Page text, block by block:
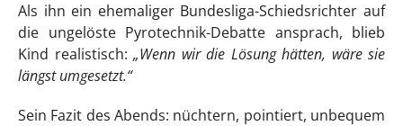
Als ihn ein ehemaliger Bundesliga-Schiedsrichter auf
die ungelöste Pyrotechnik-Debatte ansprach, blieb
Kind realistisch: „Wenn wir die Lösung hätten, wäre sie
längst umgesetzt.“
Sein Fazit des Abends: nüchtern, pointiert, unbequem